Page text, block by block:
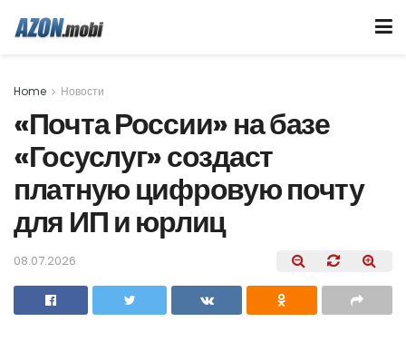
Home Новости
«Почта России» на базе
«Госуслуг» создаст
платную цифровую почту
для ИП и юрлиц
08.07.2026